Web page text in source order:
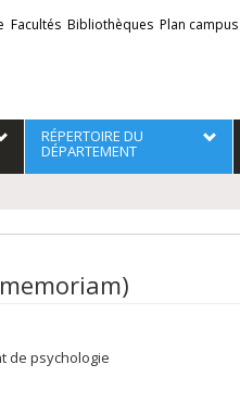
Facultés Bibliothèques Plan campus
RÉPERTOIRE DU
DÉPARTEMENT
de psychologie